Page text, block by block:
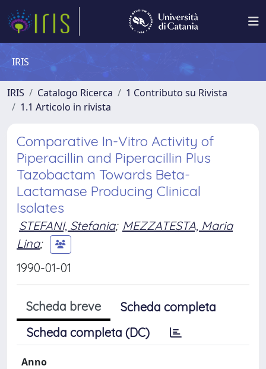
IRIS
IRIS Catalogo Ricerca
1 Contributo su Rivista
1.1 Articolo in rivista
Comparative In-Vitro Activity of
Piperacillin and Piperacillin Plus
Tazobactam Towards Beta-
Lactamase Producing Clinical
Isolates
STEFANI, Stefania; MEZZATESTA, Maria
Lina;
1990-01-01
Scheda breve
Scheda completa
Scheda completa (DC)
Anno